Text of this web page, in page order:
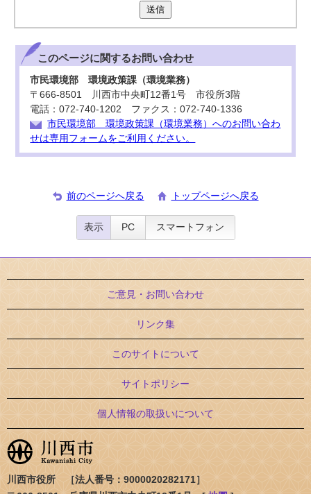
送信
このページに関するお問い合わせ
市民環境部 環境政策課（環境業務）
〒666-8501 川西市中央町12番1号 市役所3階
電話：072-740-1202 ファクス：072-740-1336
市民環境部 環境政策課（環境業務）へのお問い合わ
せは専用フォームをご利用ください。
前のページへ戻る トップページへ戻る
表示 PC スマートフォン
ご意見・お問い合わせ
リンク集
このサイトについて
サイトポリシー
個人情報の取扱いについて
川西市役所 ［法人番号：9000020282171］